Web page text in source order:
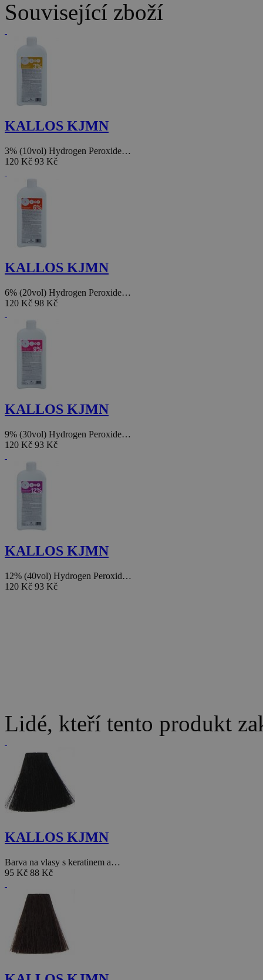
Související zboží
KALLOS KJMN
3% (10vol) Hydrogen Peroxide…
120 Kč 93 Kč
KALLOS KJMN
6% (20vol) Hydrogen Peroxide…
120 Kč 98 Kč
KALLOS KJMN
9% (30vol) Hydrogen Peroxide…
120 Kč 93 Kč
KALLOS KJMN
12% (40vol) Hydrogen Peroxid…
120 Kč 93 Kč
Lidé, kteří tento produkt
KALLOS KJMN
Barva na vlasy s keratinem a…
95 Kč 88 Kč